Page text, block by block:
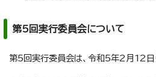
第5回実行委員会について
第5回実行委員会は、令和5年2月12日（